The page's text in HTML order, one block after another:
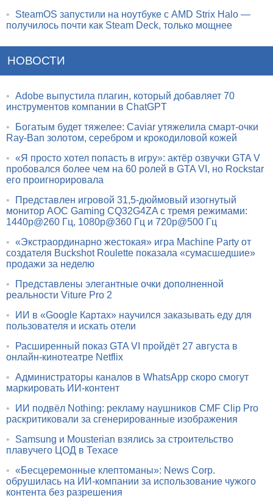
•
SteamOS запустили на ноутбуке с AMD Strix Halo —
получилось почти как Steam Deck, только мощнее
НОВОСТИ
• Adobe выпустила плагин, который добавляет 70
инструментов компании в ChatGPT
•
Богатым будет тяжелее: Caviar утяжелила смарт-очки
Ray-Ban золотом, серебром и крокодиловой кожей
• «Я просто хотел попасть в игру»: актёр озвучки GTA V
пробовался более чем на 60 ролей в GTA VI, но Rockstar
его проигнорировала
•
Представлен игровой 31,5-дюймовый изогнутый
монитор AOC Gaming CQ32G4ZA с тремя режимами:
1440p@260 Гц, 1080p@360 Гц и 720p@500 Гц
• «Экстраординарно жестокая» игра Machine Party от
создателя Buckshot Roulette показала «сумасшедшие»
продажи за неделю
•
Представлены элегантные очки дополненной
реальности Viture Pro 2
•
ИИ в «Google Картах» научился заказывать еду для
пользователя и искать отели
•
Расширенный показ GTA VI пройдёт 27 августа в
онлайн-кинотеатре Netflix
• Администраторы каналов в WhatsApp скоро смогут
маркировать ИИ-контент
•
ИИ подвёл Nothing: рекламу наушников CMF Clip Pro
раскритиковали за сгенерированные изображения
•
Samsung и Mousterian взялись за строительство
плавучего ЦОД в Техасе
• «Бесцеремонные клептоманы»: News Corp.
обрушилась на ИИ-компании за использование чужого
контента без разрешения